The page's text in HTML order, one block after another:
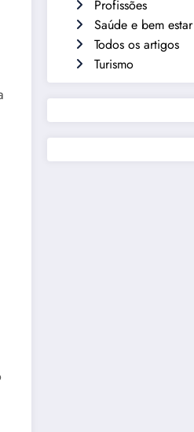
Profissões
Saúde e bem estar
Todos os artigos
Turismo